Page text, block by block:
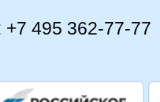
+7 495 362-77-77